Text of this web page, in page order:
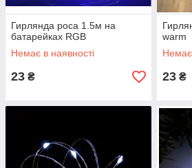
Гирлянда роса 1.5м на
батарейках RGB
Немає в наявності
23 ₴
warm
Немає
23 ₴